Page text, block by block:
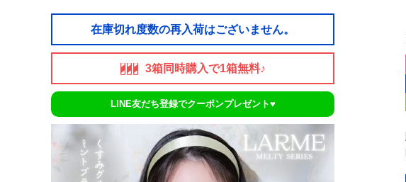
在庫切れ度数の再入荷はございません。
3箱同時購入で1箱無料♪
LINE友だち登録でクーポンプレゼント♥